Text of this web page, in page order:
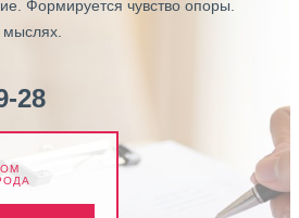
Формируется чувство опоры.
мыслях.
28